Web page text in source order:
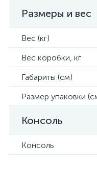
Размеры и вес
Вес (кг)
Вес коробки, кг
Габариты (см)
Размер упаковки
Консоль
Консоль